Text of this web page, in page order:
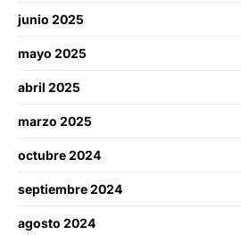
junio 2025
mayo 2025
abril 2025
marzo 2025
octubre 2024
septiembre 2024
agosto 2024